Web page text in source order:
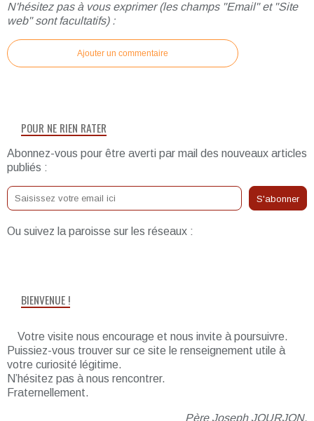
N'hésitez pas à vous exprimer (les champs "Email" et "Site
web" sont facultatifs) :
Ajouter un commentaire
POUR NE RIEN RATER
Abonnez-vous pour être averti par mail des nouveaux articles
publiés :
Ou suivez la paroisse sur les réseaux :
BIENVENUE !
Votre visite nous encourage et nous invite à poursuivre.
Puissiez-vous trouver sur ce site le renseignement utile à
votre curiosité légitime.
N’hésitez pas à nous rencontrer.
Fraternellement.
Père Joseph JOURJON,